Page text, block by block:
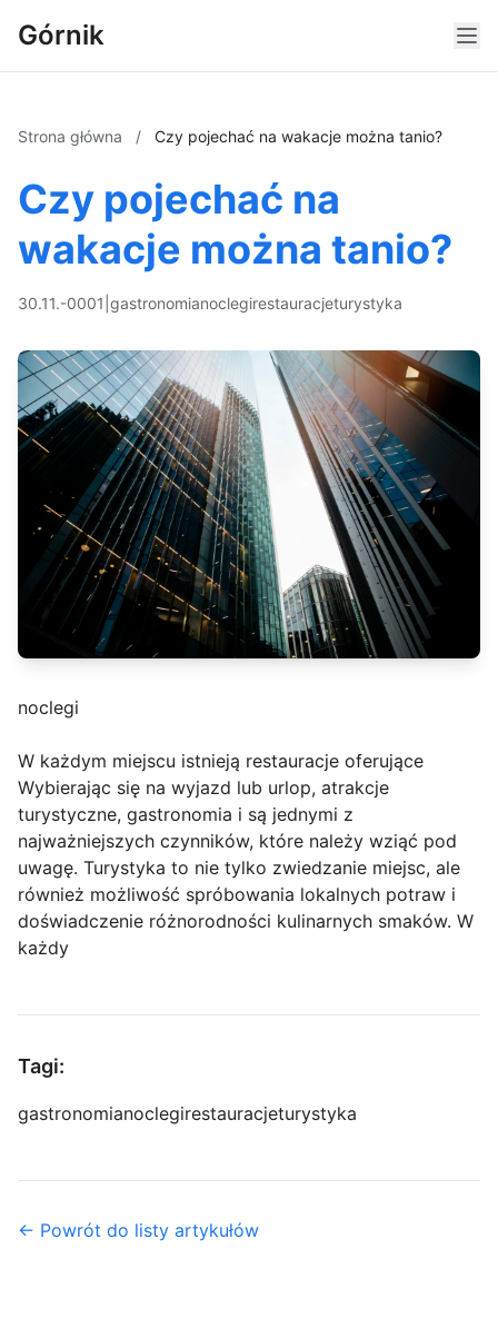
Górnik
Strona główna / Czy pojechać na wakacje można tanio?
Czy pojechać na
wakacje można tanio?
30.11.-0001 gastronomianoclegirestauracjeturystyka
noclegi
W każdym miejscu istnieją restauracje oferujące
Wybierając się na wyjazd lub urlop, atrakcje
turystyczne, gastronomia i są jednymi z
najważniejszych czynników, które należy wziąć pod
uwagę. Turystyka to nie tylko zwiedzanie miejsc, ale
również możliwość spróbowania lokalnych potraw i
doświadczenie różnorodności kulinarnych smaków. W
każdy
Tagi:
gastronomianoclegirestauracjeturystyka
← Powrót do listy artykułów